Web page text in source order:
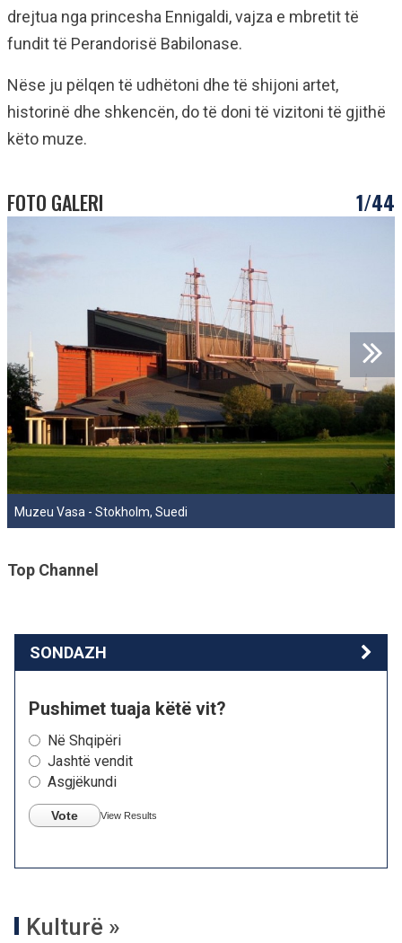
drejtua nga princesha Ennigaldi, vajza e mbretit të
fundit të Perandorisë Babilonase.
Nëse ju pëlqen të udhëtoni dhe të shijoni artet,
historinë dhe shkencën, do të doni të vizitoni të gjithë
këto muze.
FOTO GALERI 1/44
Muzeu Vasa - Stokholm, Suedi
Top Channel
SONDAZH
Pushimet tuaja këtë vit?
Në Shqipëri
Jashtë vendit
Asgjëkundi
Vote View Results
Kulturë »